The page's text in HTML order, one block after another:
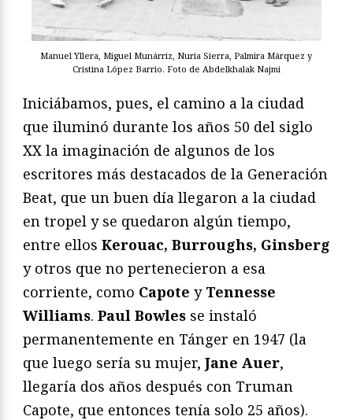
Manuel Yllera, Miguel Munárriz, Nuria Sierra, Palmira Márquez y
Cristina López Barrio. Foto de Abdelkhalak Najmi
Iniciábamos, pues, el camino a la ciudad
que iluminó durante los años 50 del siglo
XX la imaginación de algunos de los
escritores más destacados de la Generación
Beat, que un buen día llegaron a la ciudad
en tropel y se quedaron algún tiempo,
entre ellos Kerouac, Burroughs, Ginsberg
y otros que no pertenecieron a esa
corriente, como Capote y Tennesse
Williams. Paul Bowles se instaló
permanentemente en Tánger en 1947 (la
que luego sería su mujer, Jane Auer,
llegaría dos años después con Truman
Capote, que entonces tenía solo 25 años).